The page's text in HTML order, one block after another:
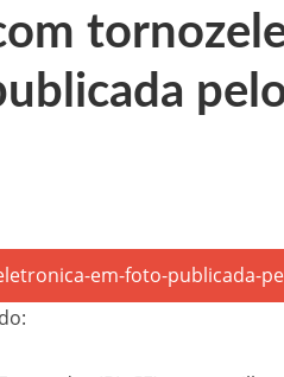
das Rodadas” focado em
de sementes e destaca parceria
nesta terça-feira (03)
com seis minicomputadores
Paulinho Mototaxi